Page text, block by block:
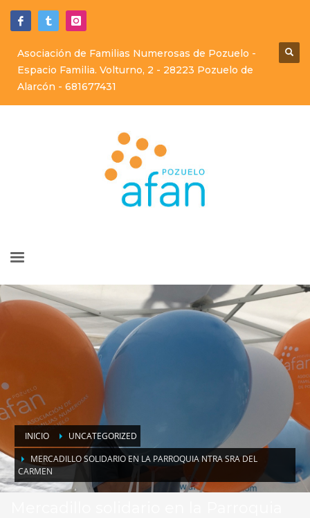
Asociación de Familias Numerosas de Pozuelo -
Espacio Familia. Volturno, 2 - 28223 Pozuelo de
Alarcón - 681677431
INICIO
UNCATEGORIZED
MERCADILLO SOLIDARIO EN LA PARROQUIA NTRA SRA DEL
CARMEN